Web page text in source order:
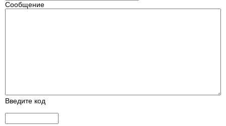
Сообщение
Введите код